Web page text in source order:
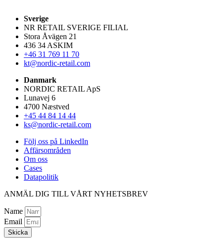
Sverige
NR RETAIL SVERIGE FILIAL
Stora Åvägen 21
436 34 ASKIM
+46 31 769 11 70
kt@nordic-retail.com
Danmark
NORDIC RETAIL ApS
Lunavej 6
4700 Næstved
+45 44 84 14 44
ks@nordic-retail.com
Följ oss på LinkedIn
Affärsområden
Om oss
Cases
Datapolitik
ANMÄL DIG TILL VÅRT NYHETSBREV
Name
Email
Skicka